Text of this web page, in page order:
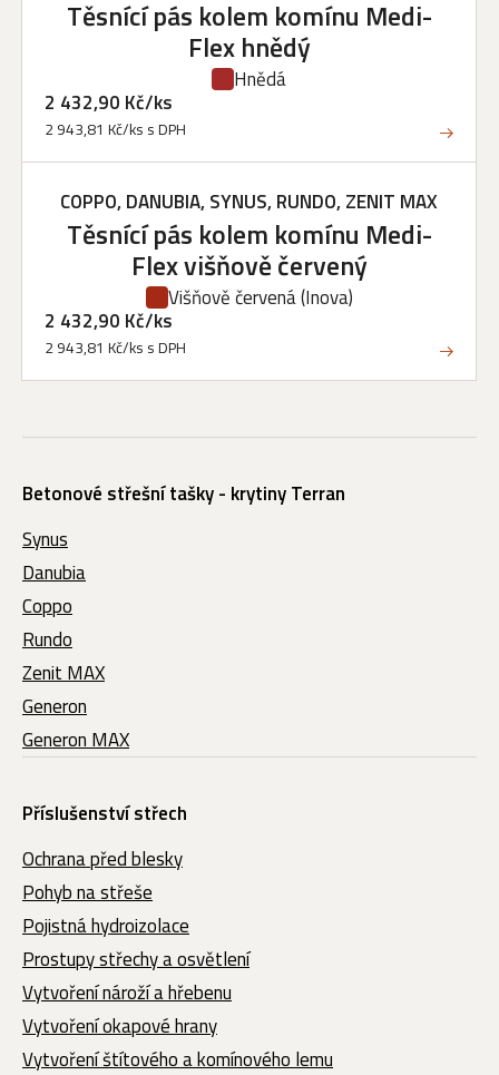
Těsnící pás kolem komínu Medi-
Flex hnědý
Hnědá
2 432,90 Kč/ks
2 943,81 Kč/ks s DPH
COPPO, DANUBIA, SYNUS, RUNDO, ZENIT MAX
Těsnící pás kolem komínu Medi-
Flex višňově červený
Višňově červená(Inova)
2 432,90 Kč/ks
2 943,81 Kč/ks s DPH
Betonové střešní tašky - krytiny Terran
Synus
Danubia
Coppo
Rundo
Zenit MAX
Generon
Generon MAX
Příslušenství střech
Ochrana před blesky
Pohyb na střeše
Pojistná hydroizolace
Prostupy střechy a osvětlení
Vytvoření nároží a hřebenu
Vytvoření okapové hrany
Vytvoření štítového a komínového lemu